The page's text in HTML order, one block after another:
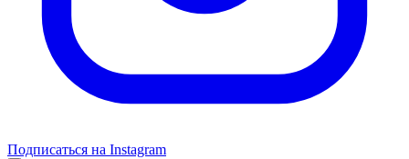
Подписаться на Instagram